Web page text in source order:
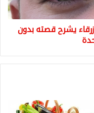
يشرح قصته بدون